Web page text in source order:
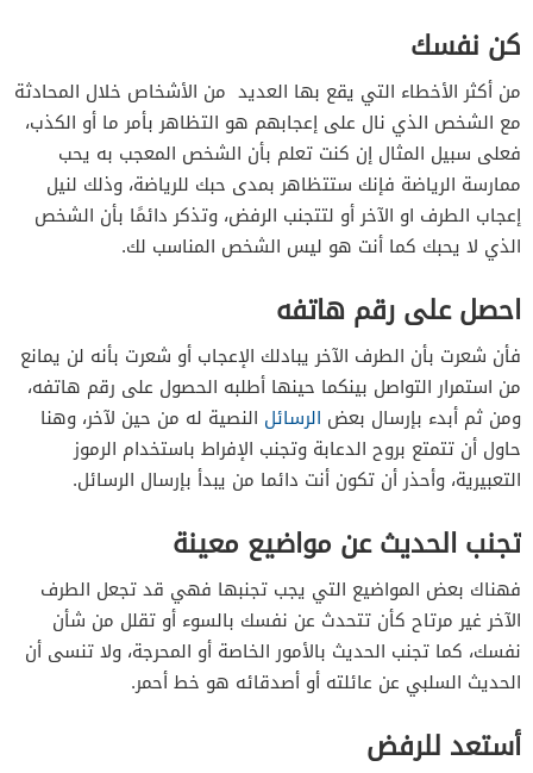
كن نفسك
من أكثر الأخطاء التي يقع بها العديد من الأشخاص خلال المحادثة
مع الشخص الذي نال على إعجابهم هو التظاهر بأمر ما أو الكذب،
فعلى سبيل المثال إن كنت تعلم بأن الشخص المعجب به يحب
ممارسة الرياضة فإنك ستتظاهر بمدى حبك للرياضة، وذلك لنيل
إعجاب الطرف او الآخر أو لتتجنب الرفض، وتذكر دائمًا بأن الشخص
الذي لا يحبك كما أنت هو ليس الشخص المناسب لك.
احصل على رقم هاتفه
فأن شعرت بأن الطرف الآخر يبادلك الإعجاب أو شعرت بأنه لن يمانع
من استمرار التواصل بينكما حينها أطلبه الحصول على رقم هاتفه،
ومن ثم أبدء بإرسال بعض الرسائل النصية له من حين لآخر، وهنا
حاول أن تتمتع بروح الدعابة وتجنب الإفراط باستخدام الرموز
التعبيرية، وأحذر أن تكون أنت دائما من يبدأ بإرسال الرسائل.
تجنب الحديث عن مواضيع معينة
فهناك بعض المواضيع التي يجب تجنبها فهي قد تجعل الطرف
الآخر غير مرتاح كأن تتحدث عن نفسك بالسوء أو تقلل من شأن
نفسك، كما تجنب الحديث بالأمور الخاصة أو المحرجة، ولا تنسى أن
الحديث السلبي عن عائلته أو أصدقائه هو خط أحمر.
أستعد للرفض